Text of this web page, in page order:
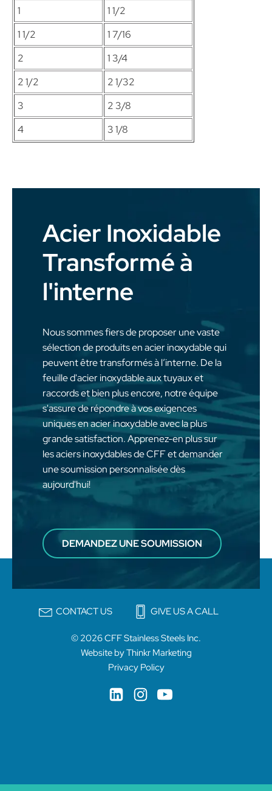
1
1 1/2
1 1/2
1 7/16
2
1 3/4
2 1/2
2 1/32
3
2 3/8
4
3 1/8
Acier Inoxidable
Transformé à
l'interne
Nous sommes fiers de proposer une vaste
sélection de produits en acier inoxydable qui
peuvent être transformés à l’interne. De la
feuille d'acier inoxydable aux tuyaux et
raccords et bien plus encore, notre équipe
s'assure de répondre à vos exigences
uniques en acier inoxydable avec la plus
grande satisfaction. Apprenez-en plus sur
les aciers inoxydables de CFF et demander
une soumission personnalisée dès
aujourd'hui!
DEMANDEZ UNE SOUMISSION
CONTACT US GIVE US A CALL
© 2026 CFF Stainless Steels Inc.
Website by Thinkr Marketing
Privacy Policy